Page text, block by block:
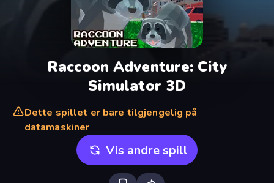
Raccoon Adventure: City
Simulator 3D
Dette spillet er bare tilgjengelig på
datamaskiner
Vis andre spill